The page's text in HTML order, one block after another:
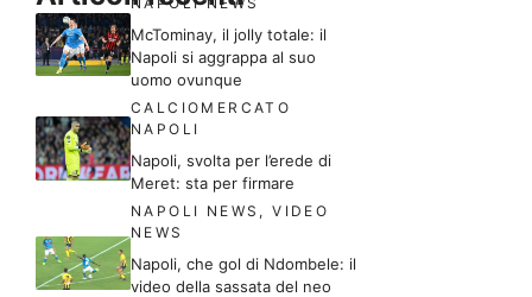
McTominay, il jolly totale: il
Napoli si aggrappa al suo
uomo ovunque
CALCIOMERCATO
NAPOLI
Napoli, svolta per l’erede di
Meret: sta per firmare
NAPOLI NEWS ,VIDEO
NEWS
Napoli, che gol di Ndombele: il
video della sassata del neo